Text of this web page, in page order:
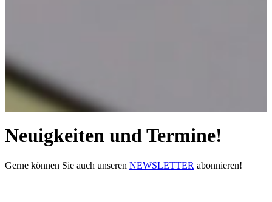
Neuigkeiten und Termine!
Gerne können Sie auch unseren NEWSLETTER abonnieren!